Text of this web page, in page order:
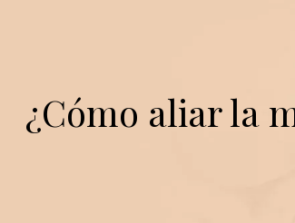
¿Cómo aliar la